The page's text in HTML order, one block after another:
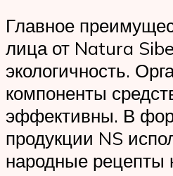
Главное
лица от Natura
экологичность.
компоненты
эффективны. В
продукции NS
народные рецепты